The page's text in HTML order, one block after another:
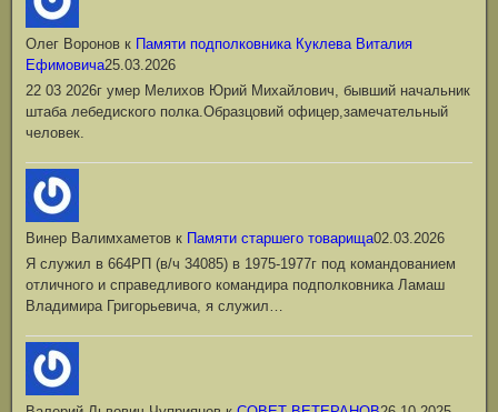
Олег Воронов к Памяти подполковника Куклева Виталия
Ефимовича25.03.2026
22 03 2026г умер Мелихов Юрий Михайлович, бывший начальник
штаба лебедиского полка.Образцовий офицер,замечательный
человек.
Винер Валимхаметов к Памяти старшего товарища02.03.2026
Я служил в 664РП (в/ч 34085) в 1975-1977г под командованием
отличного и справедливого командира подполковника Ламаш
Владимира Григорьевича, я служил…